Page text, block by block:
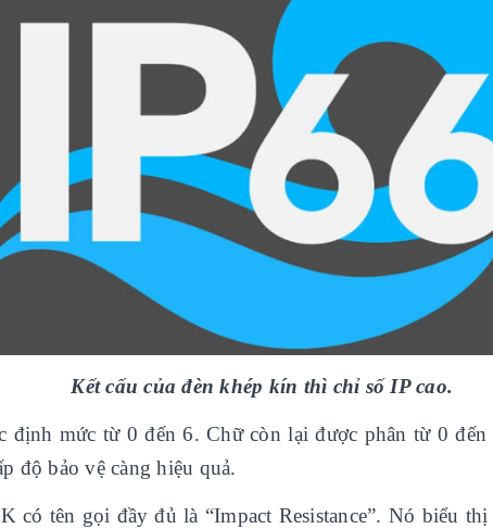
Kết cấu của đèn khép kín thì chỉ số IP cao.
định mức từ 0 đến 6. Chữ còn lại được phân từ 0 đến
độ bảo vệ càng hiệu quả.
có tên gọi đầy đủ là “Impact Resistance”. Nó biểu